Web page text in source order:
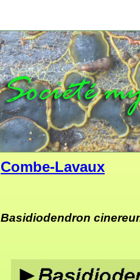
Combe-Lavaux
Basidiodendron